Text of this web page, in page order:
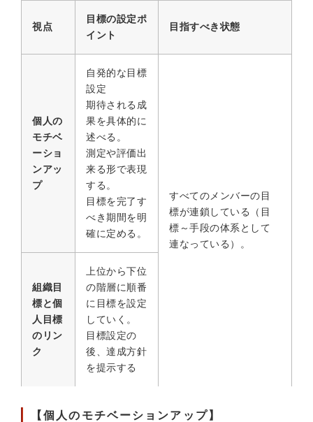
視点
目標の設定ポ
イント
目指すべき状態
個人の
モチベ
ーショ
ンアッ
プ
自発的な目標
設定
期待される成
果を具体的に
述べる。
測定や評価出
来る形で表現
する。
目標を完了す
べき期間を明
確に定める。
すべてのメンバーの目
標が連鎖している（目
標～手段の体系として
連なっている）。
組織目
標と個
人目標
のリン
ク
上位から下位
の階層に順番
に目標を設定
していく。
目標設定の
後、達成方針
を提示する
【個人のモチベーションアップ】